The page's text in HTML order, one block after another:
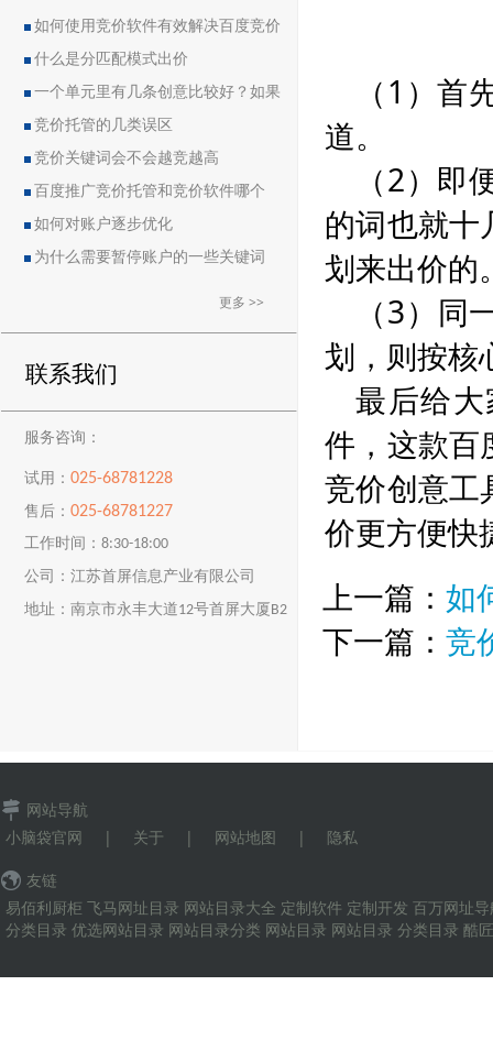
如何使用竞价软件有效解决百度竞价
中的恶点问题
什么是分匹配模式出价
一个单元里有几条创意比较好？如果
删除创意会导致账户流量突然下降吗？
竞价托管的几类误区
竞价关键词会不会越竞越高
百度推广竞价托管和竞价软件哪个
好？
如何对账户逐步优化
为什么需要暂停账户的一些关键词
更多 >>
联系我们
服务咨询：
试用：025-68781228
售后：025-68781227
工作时间：8:30-18:00
公司：江苏首屏信息产业有限公司
地址：南京市永丰大道12号首屏大厦B2
（1）
道。
（2）
的词也就十
划来出价的
（3）
划，则按核
最后给
件，这款百
竞价创意工
价更方便快
上一篇： 如
下一篇： 竞
网站导航
小脑袋官网
| 关于 | 网站地图 | 隐私
友链
易佰利厨柜 飞马网址目录 网站目录大全 定制软件 定制开发 百万网址
分类目录 优选网站目录 网站目录分类 网站目录 网站目录 分类目录 酷